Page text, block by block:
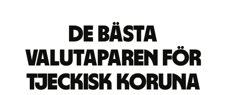
De bästa
valutaparen för
tjeckisk koruna